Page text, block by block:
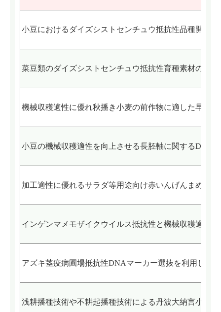
小豆におけるダイズシストセンチュウ抵抗性品種開発の
菜豆類のダイズシストセンチュウ抵抗性育種素材の探索
機械収穫適性に優れ秋播き小麦の前作物に適した早生
小豆の機械収穫適性を向上させる長胚軸に関するDNA
加工適性に優れるサラダ等用途向け赤いんげんまめの
インゲンマメモザイクウイルス抵抗性と機械収穫適性
アズキ茎疫病圃場抵抗性DNAマーカー選抜を利用した
浅耕播種技術や不耕起播種技術による丹波大納言小豆